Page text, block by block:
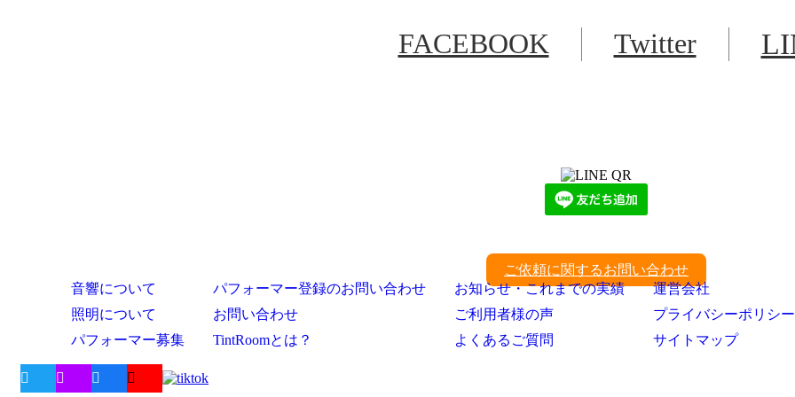
FACEBOOK Twitter
ご依頼に関するお問い合わせ
音響について
照明について
パフォーマー募集
パフォーマー登録のお問い合わせ
お問い合わせ
TintRoomとは？
お知らせ・これまでの実績
ご利用者様の声
よくあるご質問
運営会社
プライバシーポリシー
サイトマップ